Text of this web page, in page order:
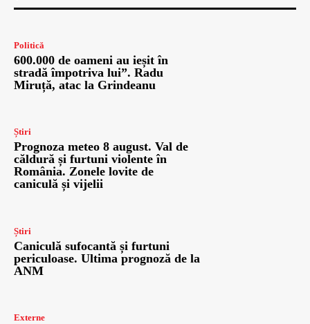
Politică
600.000 de oameni au ieșit în
stradă împotriva lui”. Radu
Miruță, atac la Grindeanu
Știri
Prognoza meteo 8 august. Val de
căldură și furtuni violente în
România. Zonele lovite de
caniculă și vijelii
Știri
Caniculă sufocantă și furtuni
periculoase. Ultima prognoză de la
ANM
Externe